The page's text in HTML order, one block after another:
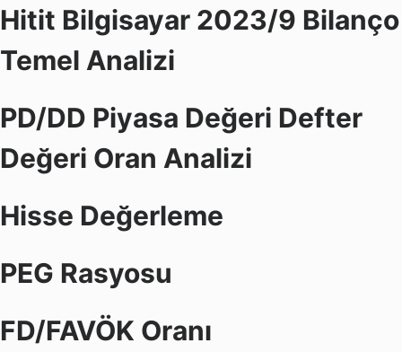
Hitit Bilgisayar 2023/9 Bilanço
Temel Analizi
PD/DD Piyasa Değeri Defter
Değeri Oran Analizi
Hisse Değerleme
PEG Rasyosu
FD/FAVÖK Oranı